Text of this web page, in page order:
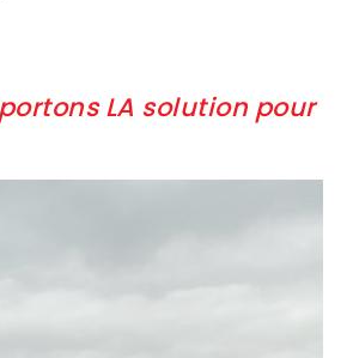
LA solution pour